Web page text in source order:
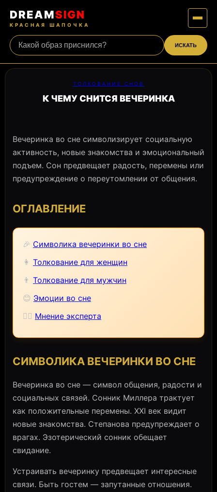
DREAMSIGN
КРАСНАЯ ШАПОЧКА
ИСКАТЬ
ТОЛКОВАНИЕ СНОВ
К ЧЕМУ СНИТСЯ ВЕЧЕРИНКА
Вечеринка во сне символизирует социальную
активность, новые знакомства и эмоциональный
подъем. Сон предвещает радость, перемены или
предупреждение о переутомлении от общения.
ОГЛАВЛЕНИЕ
🎉 Символика вечеринки во сне
👩 Толкование для женщин
👨 Толкование для мужчин
😊 Эмоции во сне
🧙‍♀️ Мнение эксперта
СИМВОЛИКА ВЕЧЕРИНКИ ВО СНЕ
Вечеринка во сне — символ общения, радости и
социальных связей. Сонник Миллера трактует
как положительные перемены. XXI век видит
новые знакомства. Степанова предупреждает о
врагах. Эзотерический сонник обещает
свидание.
Устраивать вечеринку предвещает интересные
связи. Быть гостем — запутанные отношения.